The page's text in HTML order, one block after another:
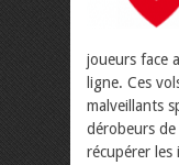
joueurs face
ligne. Ces
malveillants
dérobeurs de
récupérer